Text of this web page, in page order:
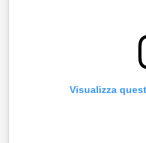
Visualizza